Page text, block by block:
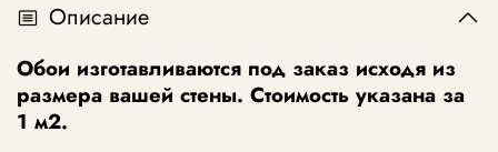
Описание
Обои изготавливаются под заказ исходя из
размера вашей стены. Стоимость указана за
1 м2.